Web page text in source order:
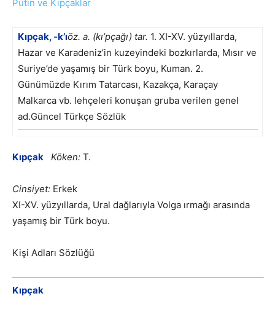
Putin ve Kıpçaklar
Kıpçak, -k’ıöz. a. (kı’pçağı) tar. 1. XI-XV. yüzyıllarda,
Hazar ve Karadeniz’in kuzeyindeki bozkırlarda, Mısır ve
Suriye’de yaşamış bir Türk boyu, Kuman. 2.
Günümüzde Kırım Tatarcası, Kazakça, Karaçay
Malkarca vb. lehçeleri konuşan gruba verilen genel
ad.Güncel Türkçe Sözlük
Kıpçak Köken: T.
Cinsiyet: Erkek
XI-XV. yüzyıllarda, Ural dağlarıyla Volga ırmağı arasında
yaşamış bir Türk boyu.
Kişi Adları Sözlüğü
Kıpçak